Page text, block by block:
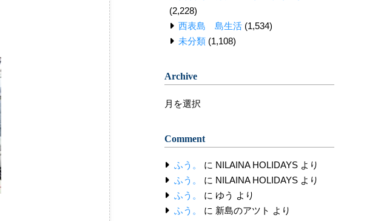
(2,228)
西表島 島生活 (1,534)
未分類 (1,108)
Archive
Archive
Comment
ふう。 に NILAINA HOLIDAYSより
ふう。
に NILAINA HOLIDAYSより
ふう。
に ゆう より
ふう。
に 新島のアツト より